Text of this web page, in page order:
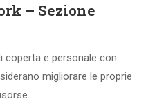
– Sezione
coperta e personale con
migliorare le proprie